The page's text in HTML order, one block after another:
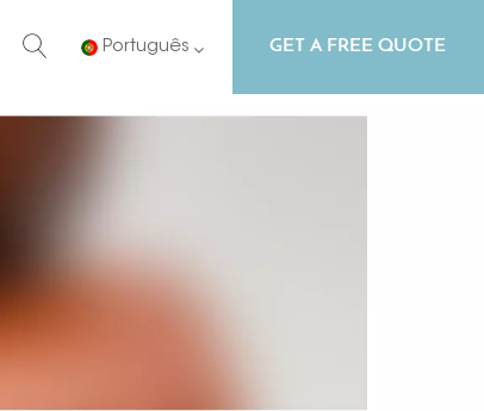
Português GET A FREE QUOTE